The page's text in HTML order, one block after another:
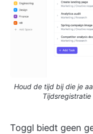
Houd de tijd bij die je
Toggl biedt geen